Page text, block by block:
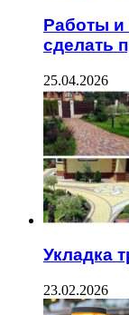
Работы и
сделать
25.04.2026
Укладка
23.02.2026